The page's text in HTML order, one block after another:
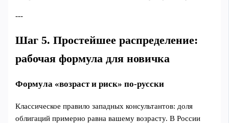
---
Шаг 5. Простейшее распределение:
рабочая формула для новичка
Формула «возраст и риск» по‑русски
Классическое правило западных консультантов: доля
облигаций примерно равна вашему возрасту. В России